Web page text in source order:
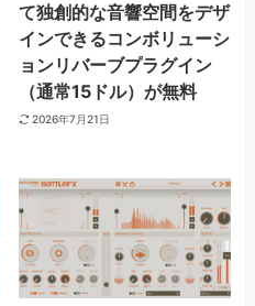
て独創的な音響空間をデザ
インできるコンボリューシ
ョンリバーブプラグイン
（通常15ドル）が無料
2026年7月21日